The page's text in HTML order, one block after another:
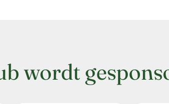
wordt